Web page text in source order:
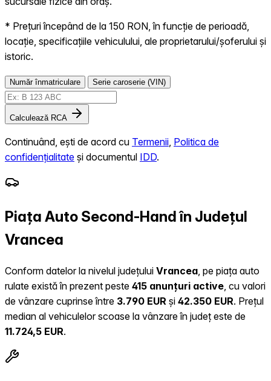
* Prețuri începând de la 150 RON, în funcție de perioadă,
locație, specificațiile vehiculului, ale proprietarului/șoferului și
istoric.
Număr înmatriculare Serie caroserie (VIN)
Calculează RCA
Continuând, ești de acord cu Termenii Politica de
confidențialitate și documentul IDD.
Piața Auto Second-Hand în Județul
Vrancea
Conform datelor la nivelul județului Vrancea , pe piața auto
rulate există în prezent peste 415 anunțuri active , cu valori
de vânzare cuprinse între 3.790 EUR și 42.350 EUR. Prețul
median al vehiculelor scoase la vânzare în județ este de
11.724,5 EUR.